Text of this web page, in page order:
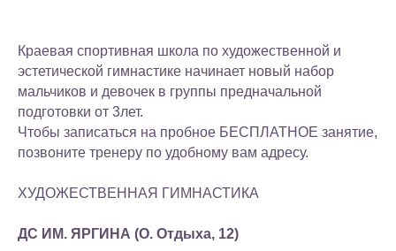
Краевая спортивная школа по художественной и
эстетической гимнастике начинает новый набор
мальчиков и девочек в группы предначальной
подготовки от 3лет.
Чтобы записаться на пробное БЕСПЛАТНОЕ занятие,
позвоните тренеру по удобному вам адресу.
ХУДОЖЕСТВЕННАЯ ГИМНАСТИКА
ДС ИМ. ЯРГИНА (О. Отдыха, 12)